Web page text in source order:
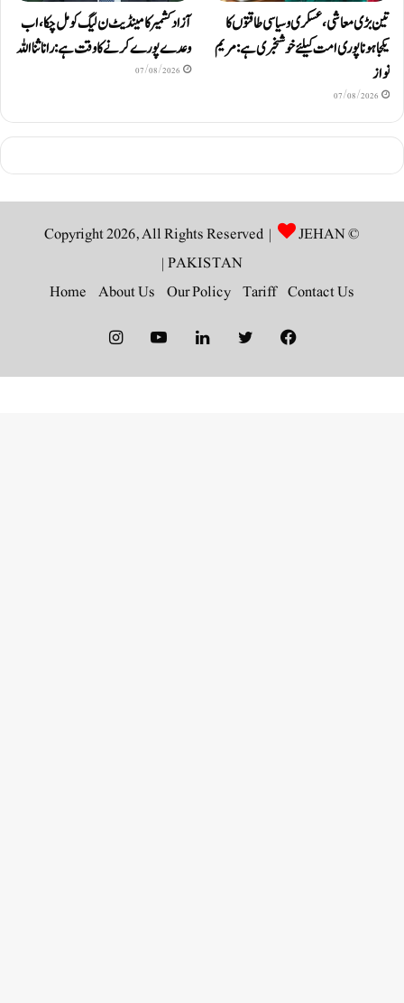
تین بڑی معاشی، عسکری و سیاسی طاقتوں کا
یکجا ہونا پوری امت کیلئے خوشخبری ہے: مریم
نواز
07/08/2026
آزاد کشمیر کا مینڈیٹ ن لیگ کو مل چکا، اب
وعدے پورے کرنے کا وقت ہے: رانا ثنا اللہ
07/08/2026
© Copyright 2026, All Rights Reserved |
JEHAN
PAKISTAN
|
Contact Us
Tariff
Our Policy
About Us
Home
Facebook
Twitter
LinkedIn
YouTube
Instagram